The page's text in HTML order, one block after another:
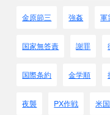
アジアではどの様な軍
●マラヤ・スマトラ｢
スマトラはギルダ－
海峡ドルとギルダ－
金原節三 強姦 軍
国家無答責 謝罪
国際条約 金学順
夜襲 PX作戦 米